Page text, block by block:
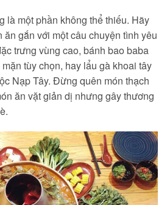
là một phần không thể thiếu. Hãy
gắn với một câu chuyện tình yêu
trưng vùng cao, bánh bao baba
tùy chọn, hay lẩu gà khoai tây
Nạp Tây. Đừng quên món thạch
ăn vặt giản dị nhưng gây thương